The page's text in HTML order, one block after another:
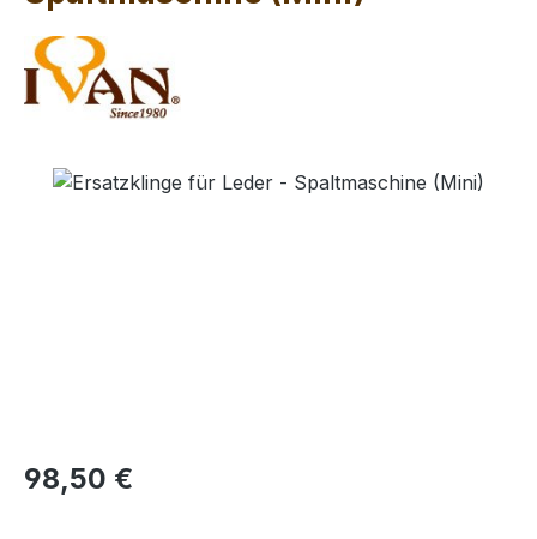
Bildergalerie überspringen
Regulärer Preis:
98,50 €